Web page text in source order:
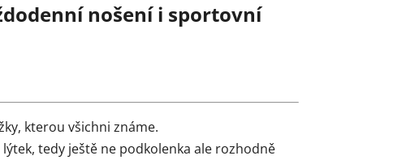
nošení i sportovní
kterou všichni známe.
tedy ještě ne podkolenka ale rozhodně